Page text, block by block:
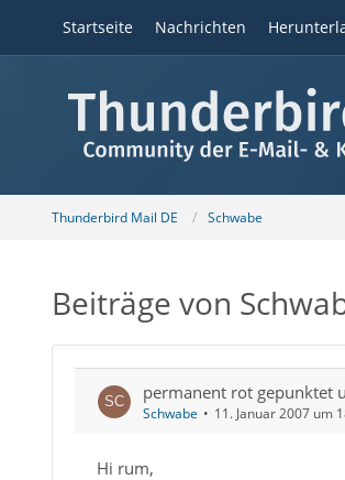
Startseite Nachrichten
Thunderbird Mail DE Schwabe
Beiträge von
permanent rot gepunktet
Schwabe 11. Januar 2007 um
Hi rum,